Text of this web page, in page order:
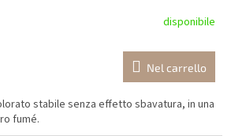
disponibile
Nel carrello
stabile senza effetto sbavatura, in una
fumé.